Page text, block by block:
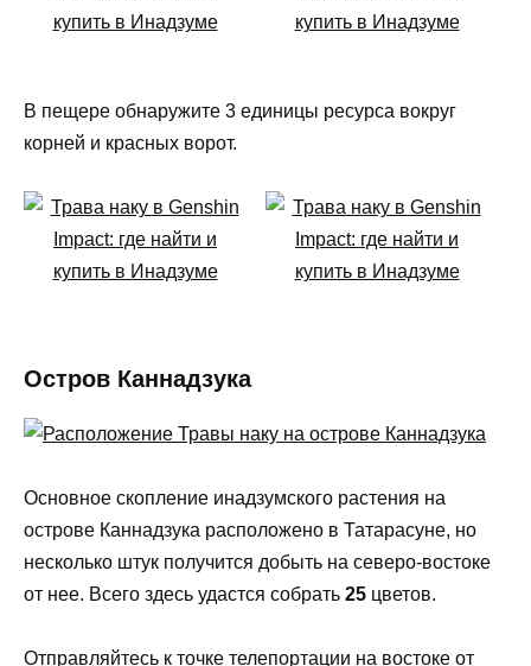
В пещере обнаружите 3 единицы ресурса вокруг
корней и красных ворот.
Остров Каннадзука
Основное скопление инадзумского растения на
острове Каннадзука расположено в Татарасуне, но
несколько штук получится добыть на северо-востоке
от нее. Всего здесь удастся собрать 25 цветов.
Отправляйтесь к точке телепортации на востоке от